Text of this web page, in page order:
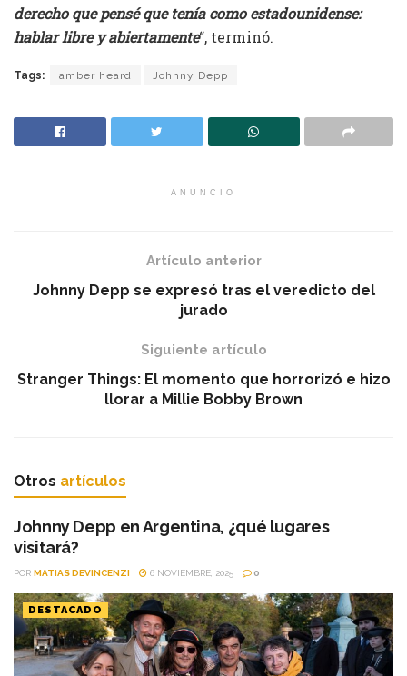
derecho que pensé que tenía como estadounidense:
hablar libre y abiertamente“, terminó.
Tags: amber heard Johnny Depp
ANUNCIO
Artículo anterior
Johnny Depp se expresó tras el veredicto del
jurado
Siguiente artículo
Stranger Things: El momento que horrorizó e hizo
llorar a Millie Bobby Brown
Otros artículos
Johnny Depp en Argentina, ¿qué lugares
visitará?
POR MATIAS DEVINCENZI 6 NOVIEMBRE, 2025 0
DESTACADO